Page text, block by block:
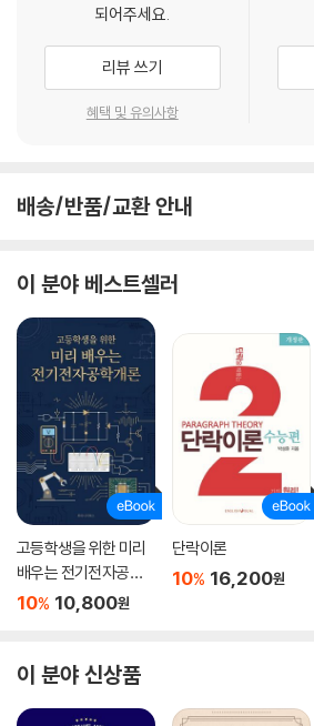
되어주세요.
리뷰 쓰기
혜택 및 유의사항
배송/반품/교환 안내
이 분야 베스트셀러
고등학생을 위한 미리
배우는 전기전자공학
개론
10% 10,800원
단락이론
10% 16,200원
이 분야 신상품